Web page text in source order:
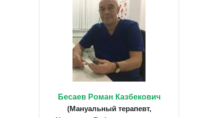
Бесаев Роман Казбекович
(Мануальный терапевт,